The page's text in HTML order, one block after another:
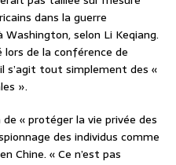
dans la guerre
selon Li Keqiang.
lors de la conférence de
s’agit tout simplement des «
».
« protéger la vie privée des
des individus comme
Chine. « Ce n’est pas